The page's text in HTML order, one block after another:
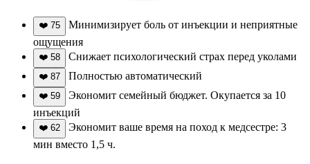
❤️ 75
Минимизирует боль от инъекции и неприятные
ощущения
❤️ 58 Снижает психологический страх перед уколами
❤️ 87 Полностью автоматический
❤️ 59
Экономит семейный бюджет. Окупается за 10
инъекций
❤️ 62
Экономит ваше время на поход к медсестре: 3
мин вместо 1,5 ч.